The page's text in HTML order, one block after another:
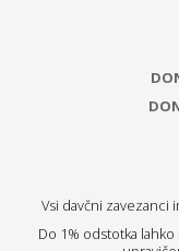
Vsi davčni zavezanci
Do 1% odstotka